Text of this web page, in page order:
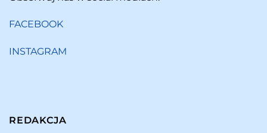
FACEBOOK
INSTAGRAM
REDAKCJA